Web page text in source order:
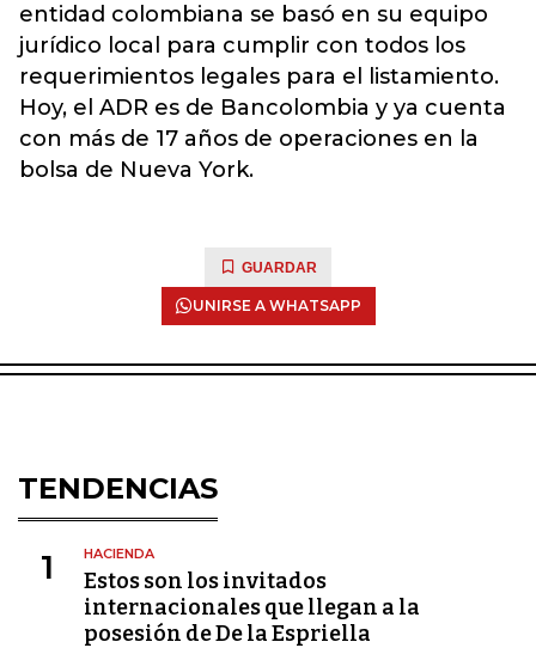
entidad colombiana se basó en su equipo
jurídico local para cumplir con todos los
requerimientos legales para el listamiento.
Hoy, el ADR es de Bancolombia y ya cuenta
con más de 17 años de operaciones en la
bolsa de Nueva York.
GUARDAR
UNIRSE A WHATSAPP
TENDENCIAS
1 HACIENDA
Estos son los invitados
internacionales que llegan a la
posesión de De la Espriella